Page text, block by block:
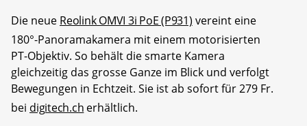
Die neue Reolink OMVI 3i PoE (P931) vereint eine
180°-Panoramakamera mit einem motorisierten
PT-Objektiv. So behält die smarte Kamera
gleichzeitig das grosse Ganze im Blick und verfolgt
Bewegungen in Echtzeit. Sie ist ab sofort für 279 Fr.
bei digitech.ch erhältlich.